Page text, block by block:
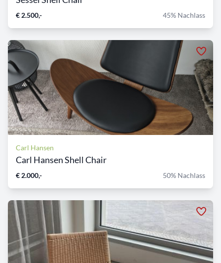
€ 2.500,- 45% Nachlass
Carl Hansen
Carl Hansen Shell Chair
€ 2.000,- 50% Nachlass